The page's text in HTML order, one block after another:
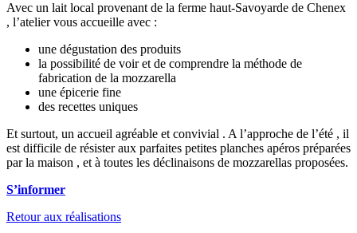
Avec un lait local provenant de la ferme haut-Savoyarde de Chenex
, l’atelier vous accueille avec :
une dégustation des produits
la possibilité de voir et de comprendre la méthode de
fabrication de la mozzarella
une épicerie fine
des recettes uniques
Et surtout, un accueil agréable et convivial . A l’approche de l’été , il
est difficile de résister aux parfaites petites planches apéros préparées
par la maison , et à toutes les déclinaisons de mozzarellas proposées.
S’informer
Retour aux réalisations